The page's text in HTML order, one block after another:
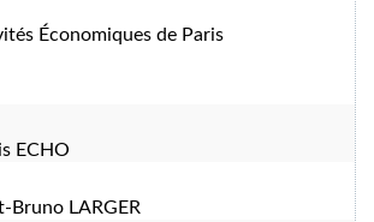
Économiques de Paris
ECHO
Bruno LARGER